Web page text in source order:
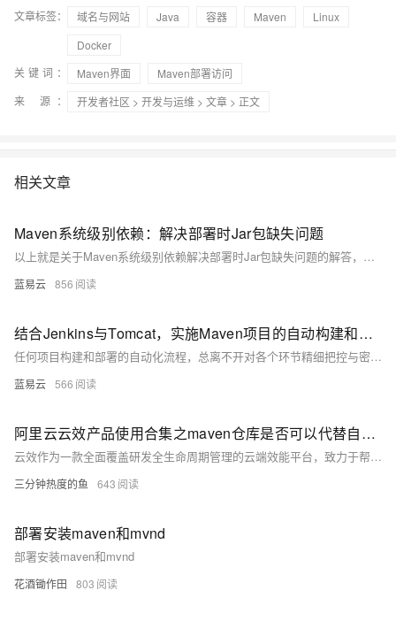
文章标签： 域名与网站 Java 容器 Maven
Linux
Docker
关键词：
Maven界面
Maven部署访问
来 源：
开发者社区 > 开发与运维 > 文章 > 正文
相关文章
Maven系统级别依赖：解决部署时Jar包缺失问题
以上就是关于Maven系统级别依赖解决部署时Jar包缺失问题的解答，希望对你有所帮助。在软件开发中，遇到问题并解决问题是常态，希望你能够善用这些工具，解决你遇到的问题。
蓝易云 856
结合Jenkins与Tomcat，实施Maven项目的自动构建和部署流程。
任何项目构建和部署的自动化流程，总离不开对各个环节精细把控与密切配合。涉及到源代码管理、构建工具、持续集成服务器以及最终的运行时环境的协调。通过上述简洁实用的步骤，可以实现Maven项目从源代码到运行状态的无缝过渡，进而提升软件开发的效率与质量。
蓝易云 566
阿里云云效产品使用合集之maven仓库是否可以代替自建的Nexus
云效作为一款全面覆盖研发全生命周期管理的云端效能平台，致力于帮助企业实现高效协同、敏捷研发和持续交付。本合集收集整理了用户在使用云效过程中遇到的常见问题，问题涉及项目创建与管理、需求规划与迭代、代码托管与版本控制、自动化测试、持续集成与发布等方面。
三分钟热度的鱼 643
部署安装maven和mvnd
部署安装maven和mvnd
花酒锄作田 803